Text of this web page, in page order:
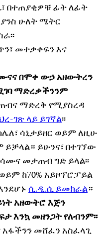
በተጠያቂዎቹ ፊት ለፊት
ሁለት ሜትር
መተቃቀፍን እና
በሞቀ ውኃ አዘውትረን
ማድረቃችንንም
ማድረቅ የሚያስረዳ
ገጽ ላይ ይገኛል፡፡
ሳኒታይዘር ወይም ለዚሁ
ይሁንና፣ በተገኘው
መታጠብ ግድ ይላል፡፡
ከ70% አይዞፕሮፓይል
ሲ.ዲ.ሲ ይመክራል።
አዘውትሮ እጅን
እንኳ መዘንጋት የለብንም፡፡
መሸፈን አስፈላጊ